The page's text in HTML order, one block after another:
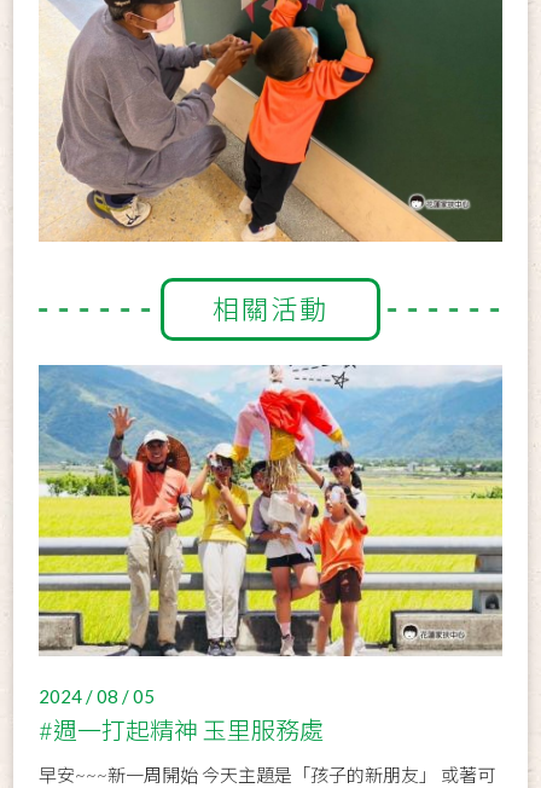
相關活動
2024 / 08 / 05
#週一打起精神 玉里服務處
早安~~~新一周開始 今天主題是「孩子的新朋友」 或著可